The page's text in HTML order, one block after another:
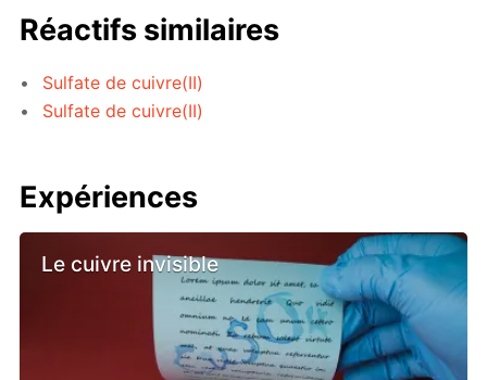
Réactifs similaires
Sulfate de cuivre(II)
Sulfate de cuivre(II)
Expériences
Le cuivre invisible